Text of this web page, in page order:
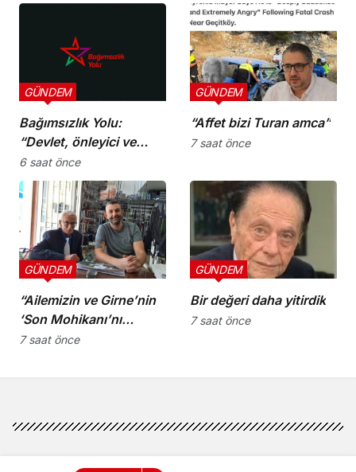
Bağımsızlık Yolu:
“Devlet, önleyici ve
koruyucu
sorumluluklarını yerine
getirmeli”
GÜNDEM
6 saat önce
“Affet bizi Turan amca”
GÜNDEM
7 saat önce
“Ailemizin ve Girne’nin
‘Son Mohikanı’nı
kaybettik”
GÜNDEM
7 saat önce
Bir değeri daha yitirdik
GÜNDEM
7 saat önce